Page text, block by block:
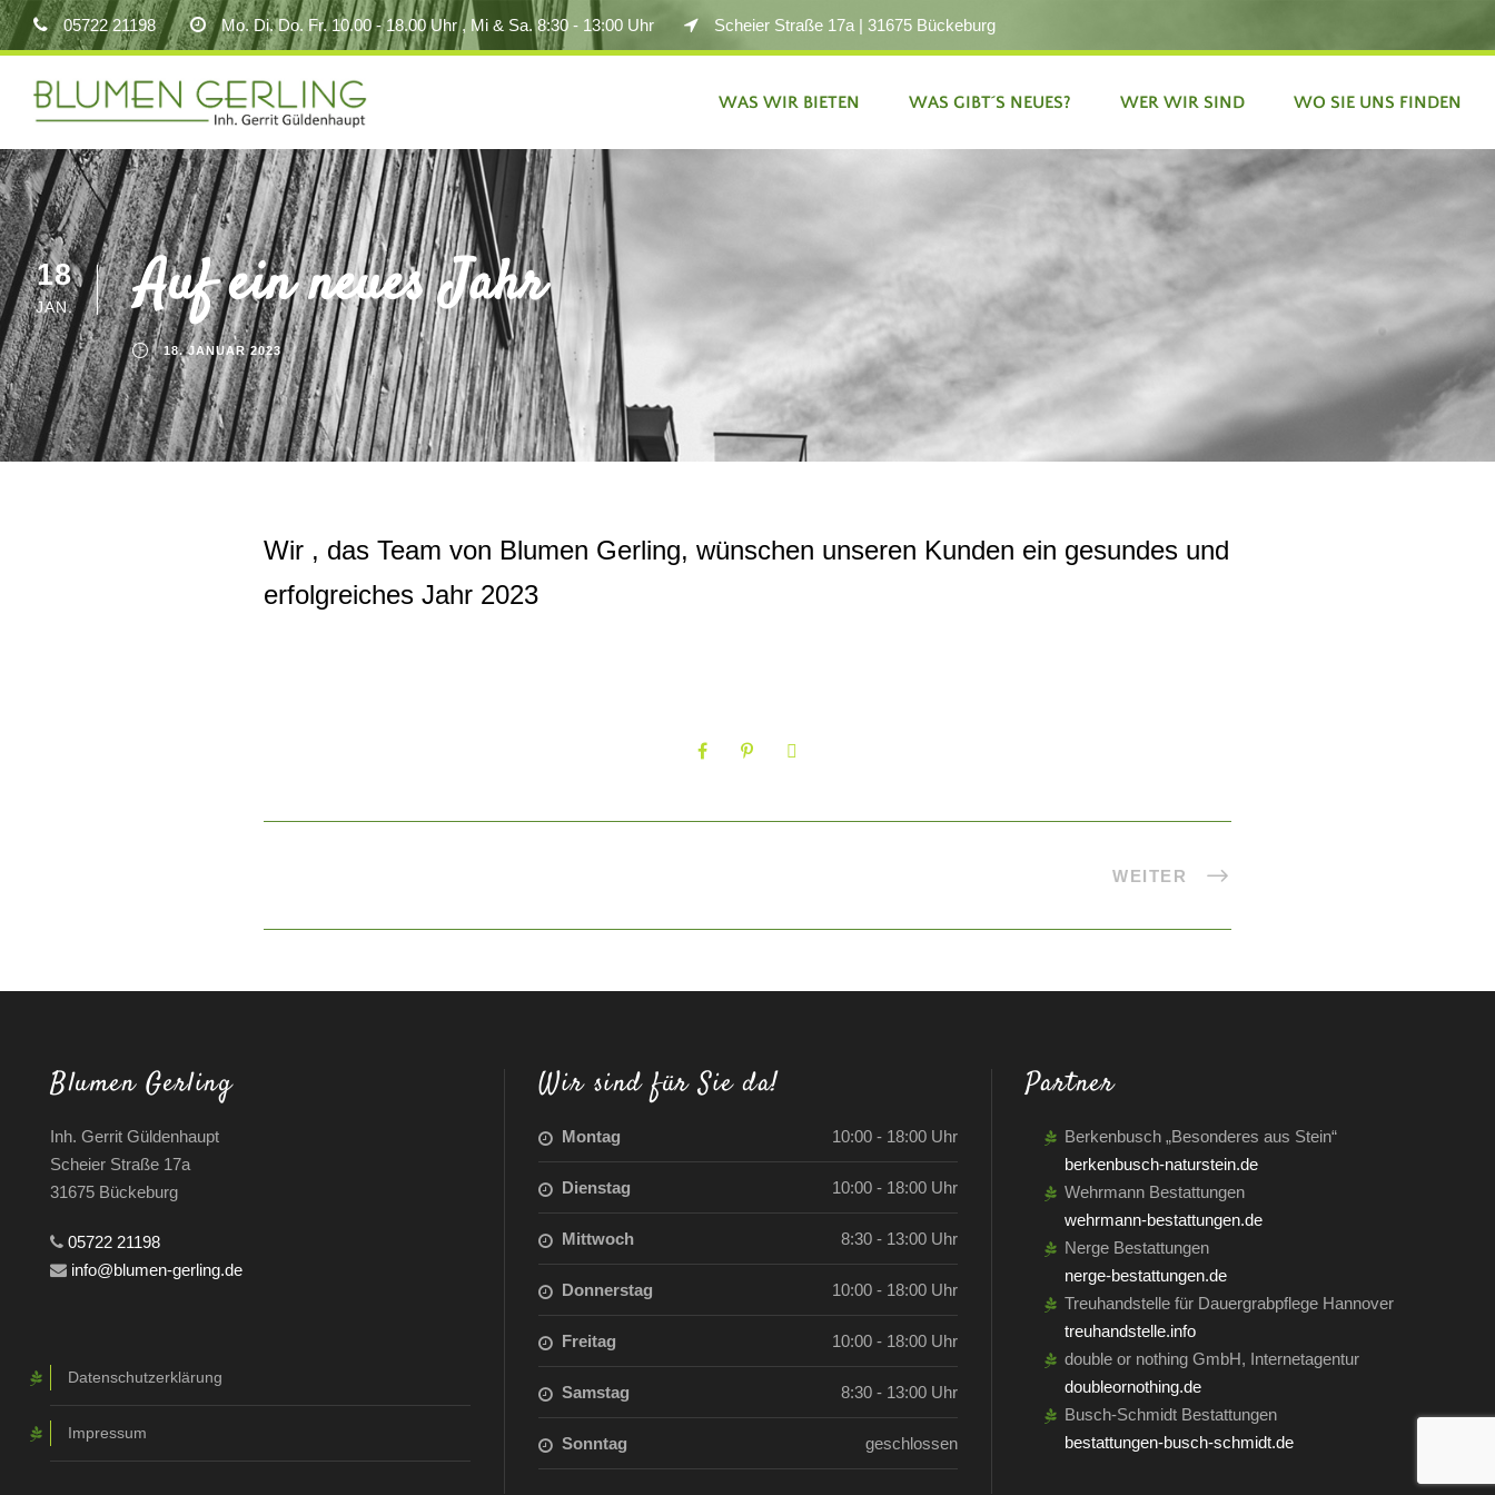
05722 21198 Mo. Di. Do. Fr. 10.00 - 18.00 Uhr , Mi & Sa. 8:30 - 13:00 Uhr Scheier Straße 17a | 31675 Bückeburg
WAS WIR BIETEN WAS GIBT´S NEUES? WER WIR SIND WO SIE UNS FINDEN
18
JAN. Auf ein neues Jahr
18. JANUAR 2023
Wir , das Team von Blumen Gerling, wünschen unseren Kunden ein gesundes und
erfolgreiches Jahr 2023
WEITER
Blumen Gerling
Inh. Gerrit Güldenhaupt
Scheier Straße 17a
31675 Bückeburg
05722 21198
info@blumen-gerling.de
Datenschutzerklärung
Impressum
Wir sind für Sie da!
Montag 10:00 - 18:00 Uhr
Dienstag 10:00 - 18:00 Uhr
Mittwoch 8:30 - 13:00 Uhr
Donnerstag 10:00 - 18:00 Uhr
Freitag 10:00 - 18:00 Uhr
Samstag 8:30 - 13:00 Uhr
Sonntag geschlossen
Partner
Berkenbusch „Besonderes aus Stein“
berkenbusch-naturstein.de
Wehrmann Bestattungen
wehrmann-bestattungen.de
Nerge Bestattungen
nerge-bestattungen.de
Treuhandstelle für Dauergrabpflege Hannover
treuhandstelle.info
double or nothing GmbH, Internetagentur
doubleornothing.de
Busch-Schmidt Bestattungen
bestattungen-busch-schmidt.de